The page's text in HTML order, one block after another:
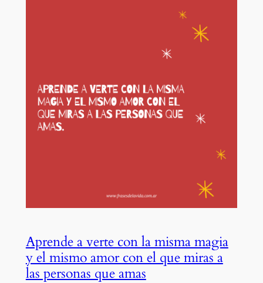
Aprende a verte con la misma magia
y el mismo amor con el que miras a
las personas que amas